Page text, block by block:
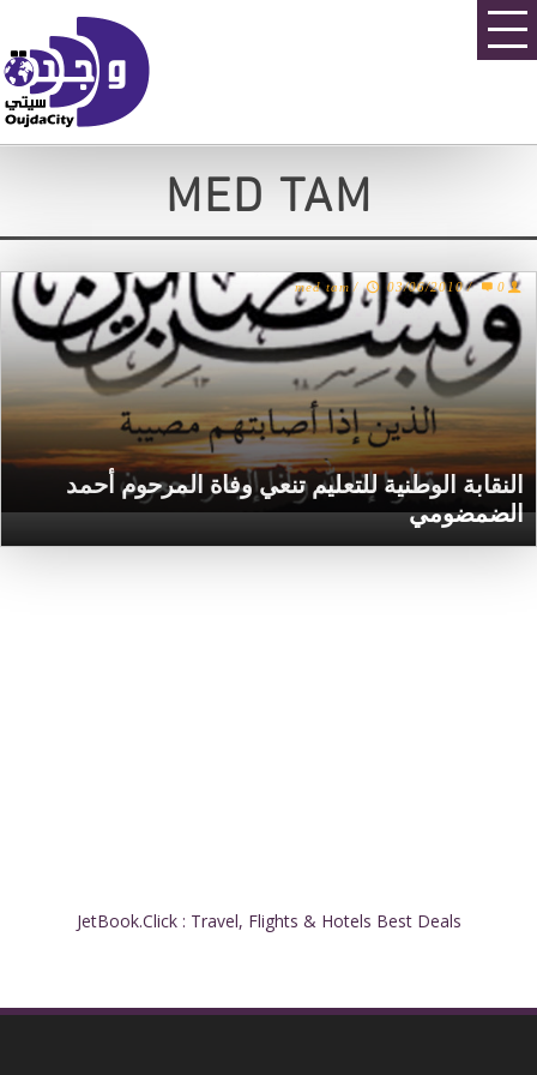
MED TAM
النقابة الوطنية للتعليم تنعي وفاة المرحوم أحمد
الضمضومي
med tam / 03/06/2010 / 0
JetBook.Click : Travel, Flights & Hotels Best Deals